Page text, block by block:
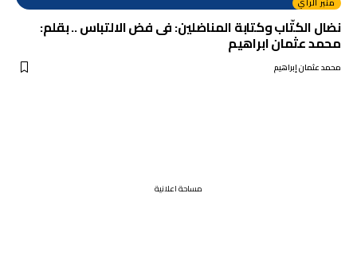
نضال الكتّاب وكتابة المناضلين: فى فض الالتباس .. بقلم:
محمد عثمان ابراهيم
محمد عثمان إبراهيم
مساحة اعلانية